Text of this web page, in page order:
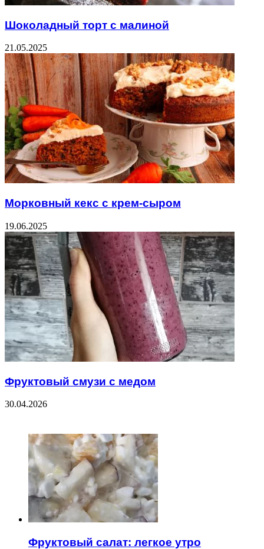
Шоколадный торт с малиной
21.05.2025
Морковный кекс с крем-сыром
19.06.2025
Фруктовый смузи с медом
30.04.2026
Фруктовый салат: легкое утро